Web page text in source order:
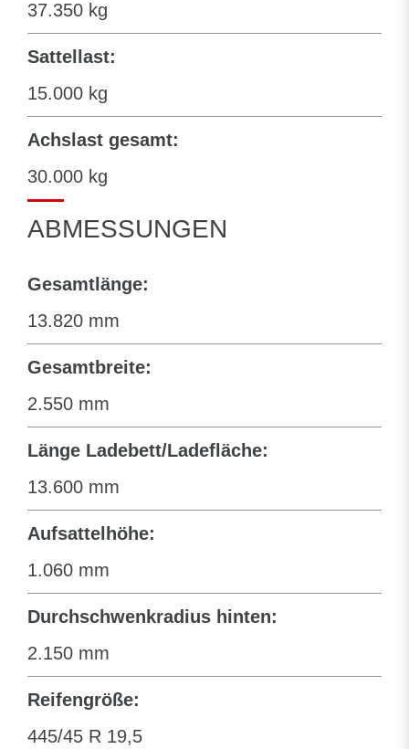
37.350 kg
Sattellast:
15.000 kg
Achslast gesamt:
30.000 kg
ABMESSUNGEN
Gesamtlänge:
13.820 mm
Gesamtbreite:
2.550 mm
Länge Ladebett/Ladefläche:
13.600 mm
Aufsattelhöhe:
1.060 mm
Durchschwenkradius hinten:
2.150 mm
Reifengröße:
445/45 R 19,5